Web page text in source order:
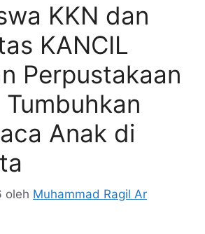
KKN dan
KANCIL
Perpustakaan
Tumbuhkan
Anak di
oleh Muhammad Ragil Ar